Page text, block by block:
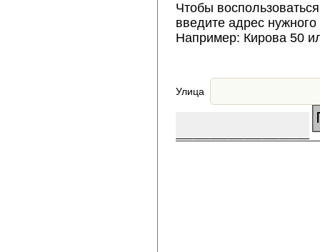
Чтобы
введите адрес
Например: Кирова 50
Улица